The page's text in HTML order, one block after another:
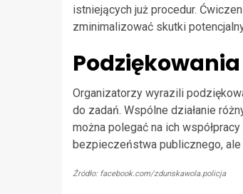
istniejących już procedur.
zminimalizować skutki
Organizatorzy wyrazili
do zadań. Wspólne działanie
można polegać na ich
bezpieczeństwa publicznego, ale
Źródło: facebook.com/zdunskawola.policja